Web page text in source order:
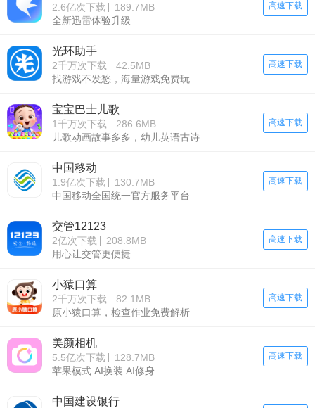
2.6亿次下载
189.7MB
全新迅雷体验升级
高速下载
光环助手
2千万次下载
42.5MB
找游戏不发愁，海量游戏免费玩
高速下载
宝宝巴士儿歌
1千万次下载
286.6MB
儿歌动画故事多多，幼儿英语古诗
高速下载
中国移动
1.9亿次下载
130.7MB
中国移动全国统一官方服务平台
高速下载
交管12123
2亿次下载
208.8MB
用心让交管更便捷
高速下载
小猿口算
2千万次下载
82.1MB
原小猿口算，检查作业免费解析
高速下载
美颜相机
5.5亿次下载
128.7MB
苹果模式 AI换装 AI修身
高速下载
中国建设银行